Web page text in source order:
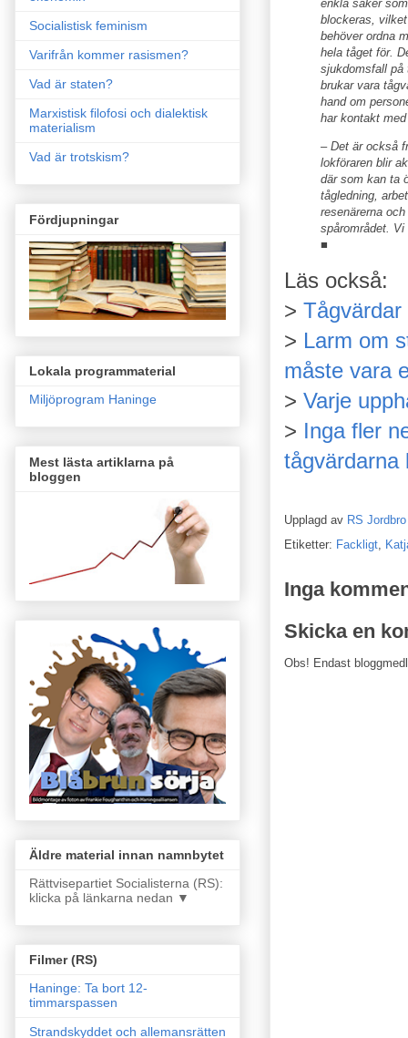
enkla saker
blockeras,
behöver ordna
hela tåget för.
sjukdomsfall på
brukar vara
hand om
har kontakt
– Det är också
lokföraren blir
där som kan ta
tågledning,
resenärerna
spårområdet.
■
Läs också:
> Tågvärdar
> Larm om
måste vara
> Varje
> Inga fler
tågvärdarna
Upplagd av RS Jordbro
Etiketter: Fackligt,
Inga
Skicka en
Obs! Endast
Socialistisk feminism
Varifrån kommer rasismen?
Vad är staten?
Marxistisk filofosi och dialektisk
materialism
Vad är trotskism?
Fördjupningar
Lokala programmaterial
Miljöprogram Haninge
Mest lästa artiklarna på
bloggen
Äldre material innan namnbytet
Rättvisepartiet Socialisterna (RS):
klicka på länkarna nedan ▼
Filmer (RS)
Haninge: Ta bort 12-
timmarspassen
Strandskyddet och allemansrätten